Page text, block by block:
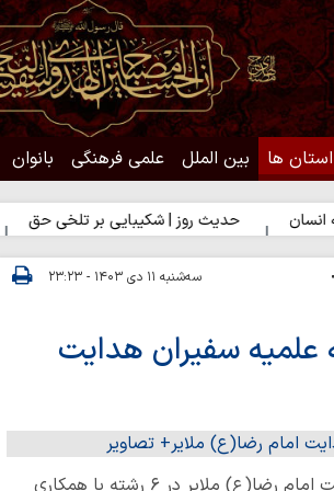
استان ها بین الملل علمی فرهنگی بانوان
حدیث روز | شکیبایی بر تلخی حق حدیث
سه‌شنبه ۱۱ دی ۱۴۰۳ - ۲۳:۲۳
علمیه سفیران هدایت
حوزه / مسابقات طلاب مدرسه علمیه سفیران هدایت امام رضا(ع) ملایر در ۶ رشته با همکاری